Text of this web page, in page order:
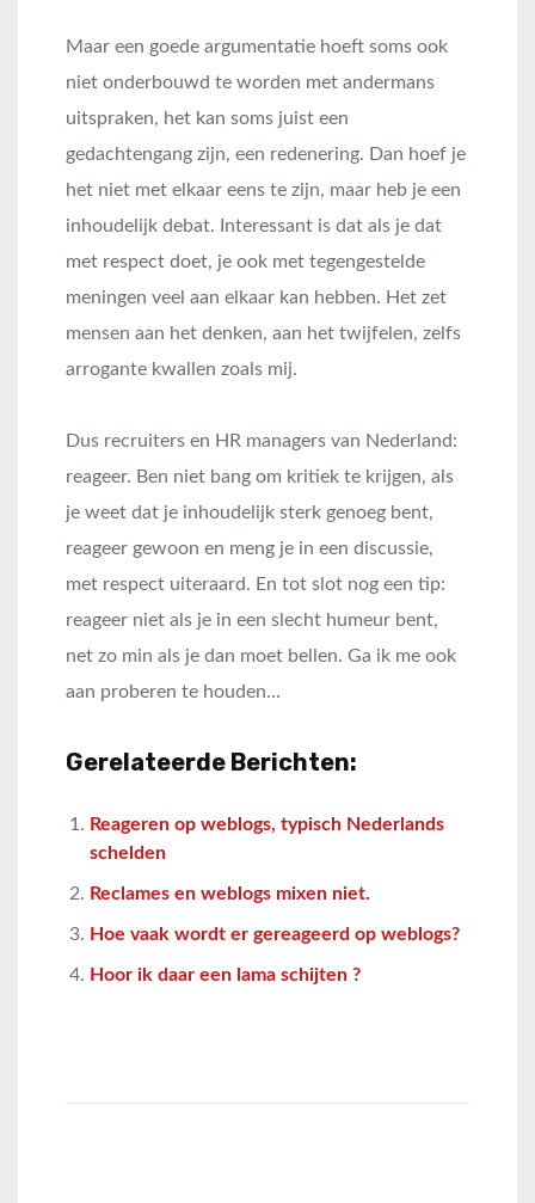
Maar een goede argumentatie hoeft soms ook
niet onderbouwd te worden met andermans
uitspraken, het kan soms juist een
gedachtengang zijn, een redenering. Dan hoef je
het niet met elkaar eens te zijn, maar heb je een
inhoudelijk debat. Interessant is dat als je dat
met respect doet, je ook met tegengestelde
meningen veel aan elkaar kan hebben. Het zet
mensen aan het denken, aan het twijfelen, zelfs
arrogante kwallen zoals mij.
Dus recruiters en HR managers van Nederland:
reageer. Ben niet bang om kritiek te krijgen, als
je weet dat je inhoudelijk sterk genoeg bent,
reageer gewoon en meng je in een discussie,
met respect uiteraard. En tot slot nog een tip:
reageer niet als je in een slecht humeur bent,
net zo min als je dan moet bellen. Ga ik me ook
aan proberen te houden…
Gerelateerde Berichten:
Reageren op weblogs, typisch Nederlands
schelden
Reclames en weblogs mixen niet.
Hoe vaak wordt er gereageerd op weblogs?
Hoor ik daar een lama schijten ?